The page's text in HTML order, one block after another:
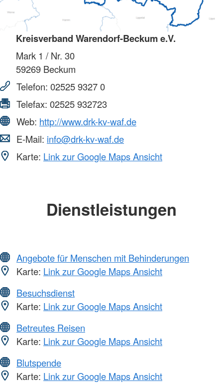
Kreisverband Warendorf-Beckum e.V.
Mark 1 / Nr. 30
59269 Beckum
Telefon: 02525 9327 0
Telefax: 02525 932723
Web: http://www.drk-kv-waf.de
E-Mail: info@drk-kv-waf.de
Karte: Link zur Google Maps Ansicht
Dienstleistungen
Angebote für Menschen mit Behinderungen
Karte: Link zur Google Maps Ansicht
Besuchsdienst
Karte: Link zur Google Maps Ansicht
Betreutes Reisen
Karte: Link zur Google Maps Ansicht
Blutspende
Karte: Link zur Google Maps Ansicht